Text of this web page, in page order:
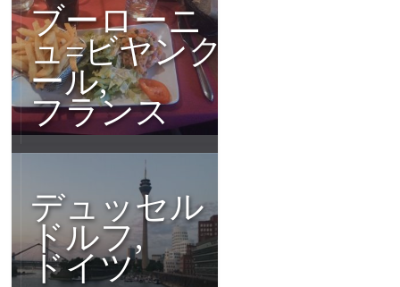
ブーローニ
ュ=ビヤンク
ール,
フランス
デュッセル
ドルフ,
ドイツ